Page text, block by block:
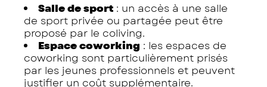
Salle de sport : un accès à une salle
de sport privée ou partagée peut être
proposé par le coliving.
Espace coworking : les espaces de
coworking sont particulièrement prisés
par les jeunes professionnels et peuvent
justifier un coût supplémentaire.